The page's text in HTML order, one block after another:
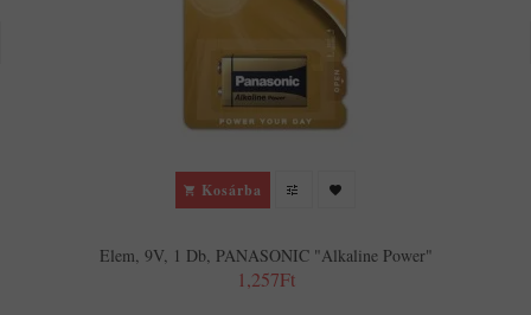
Kosárba
Elem, 9V, 1 Db, PANASONIC "Alkaline Power"
1,257Ft